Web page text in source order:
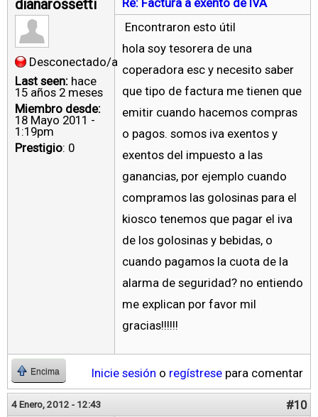
dianarossetti
Desconectado/a
Last seen: hace
15 años 2 meses
Miembro desde:
18 Mayo 2011 -
1:19pm
Prestigio: 0
Re: Factura a exento de IVA
Encontraron esto útil
hola soy tesorera de una
coperadora esc y necesito saber
que tipo de factura me tienen que
emitir cuando hacemos compras
o pagos. somos iva exentos y
exentos del impuesto a las
ganancias, por ejemplo cuando
compramos las golosinas para el
kiosco tenemos que pagar el iva
de los golosinas y bebidas, o
cuando pagamos la cuota de la
alarma de seguridad? no entiendo
me explican por favor mil
gracias!!!!!!
Encima Inicie sesión o regístrese para comentar
4 Enero, 2012 - 12:43 #10